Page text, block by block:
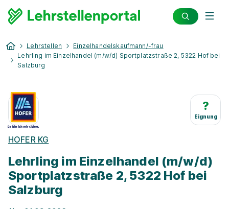
Lehrstellen
Einzelhandelskaufmann/-frau
Lehrling im Einzelhandel (m/w/d) Sportplatzstraße 2, 5322 Hof bei
Salzburg
?
Eignung
HOFER KG
Lehrling im Einzelhandel (m/w/d)
Sportplatzstraße 2, 5322 Hof bei
Salzburg